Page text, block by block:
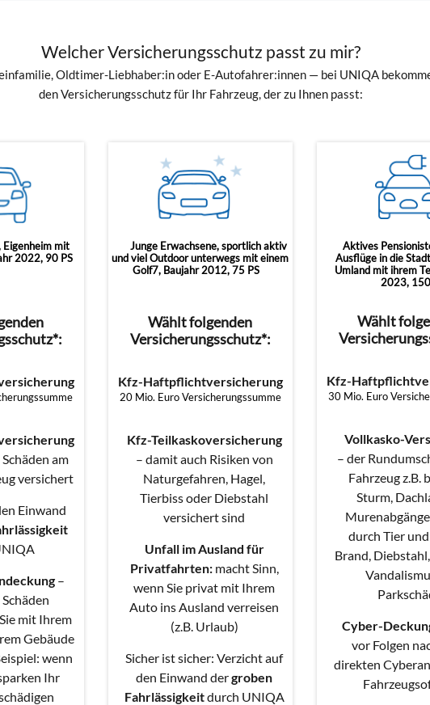
Welcher Versicherungsschutz passt zu mir?
Oldtimer-Liebhaber:in oder E-Autofahrer:innen — bei UNIQA
den Versicherungsschutz für Ihr Fahrzeug, der zu Ihnen passt:
Eigenheim mit
2022, 90 PS
am
versichert
Einwand
–
mit Ihrem
Gebäude
wenn
Ihr
Junge Erwachsene, sportlich aktiv
und viel Outdoor unterwegs mit einem
Golf7, Baujahr 2012, 75 PS
Wählt folgenden
Versicherungsschutz*:
Kfz-Haftpflichtversicherung
20 Mio. Euro Versicherungssumme
Kfz-Teilkaskoversicherung
– damit auch Risiken von
Naturgefahren, Hagel,
Tierbiss oder Diebstahl
versichert sind
Unfall im Ausland für
Privatfahrten:macht Sinn,
wenn Sie privat mit Ihrem
Auto ins Ausland verreisen
(z.B. Urlaub)
Sicher ist sicher: Verzicht auf
den Einwand dergroben
Fahrlässigkeitdurch UNIQA
Aktives
Ausflüge in die
Umland mit ihrem
2023,
Wählt
Kfz-
30 Mio. Euro
Vollkasko-
– der
Fahrzeug z.B.
Sturm,
durch Tier
Brand,
Cyber-
vor Folgen
direkten